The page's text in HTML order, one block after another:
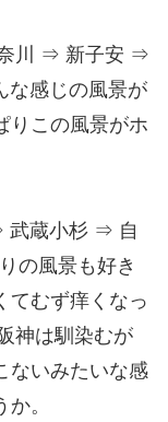
奈川 ⇒ 新子安 ⇒
感じの風景が
りこの風景がホ
蔵小杉 ⇒ 自
の風景も好き
てむず痒くなっ
神は馴染むが
ないみたいな感
。